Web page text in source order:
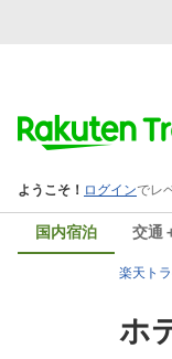
国内宿泊 交通
楽天ト
ホ